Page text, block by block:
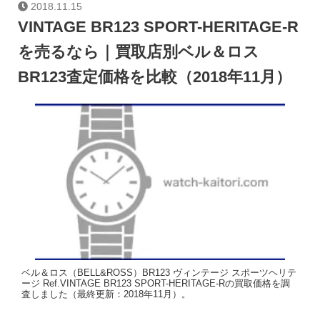
2018.11.15
VINTAGE BR123 SPORT-HERITAGE-R
を売るなら｜買取店別ベル＆ロス
BR123査定価格を比較（2018年11月）
ベル＆ロス（BELL&ROSS）BR123 ヴィンテージ スポーツヘリテ
ージ Ref.VINTAGE BR123 SPORT-HERITAGE-Rの買取価格を調
査しました（最終更新：2018年11月）。